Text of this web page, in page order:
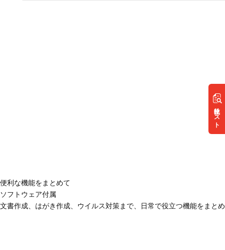
リスト
便利な機能をまとめて
ソフトウェア付属
文書作成、はがき作成、ウイルス対策まで、日常で役立つ機能をまと